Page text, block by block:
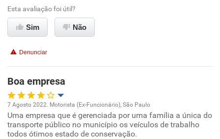
Ambiente de trabalho
Benefícios
Recomenda esta empresa
Não recomenda a diretoria
Esta avaliação foi útil?
Sim Não
Denunciar
Boa empresa
Oportunidade de promoção
7 Agosto 2022. Motorista (Ex-Funcionário), São Paulo
Uma empresa que é gerenciada por uma família a única do
transporte público no município os veículos de trabalho
todos ótimos estado de conservação.